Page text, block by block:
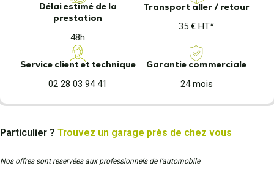
Délai estimé de la
prestation
48h
Transport aller / retour
35 € HT*
Service client et technique
02 28 03 94 41
Garantie commerciale
24 mois
Particulier ? Trouvez un garage près de chez vous
Nos offres sont reservées aux professionnels de l’automobile